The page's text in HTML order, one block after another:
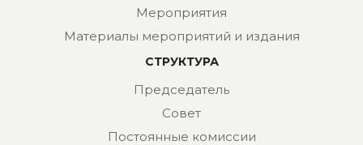
Мероприятия
Материалы мероприятий и издания
СТРУКТУРА
Председатель
Совет
Постоянные комиссии